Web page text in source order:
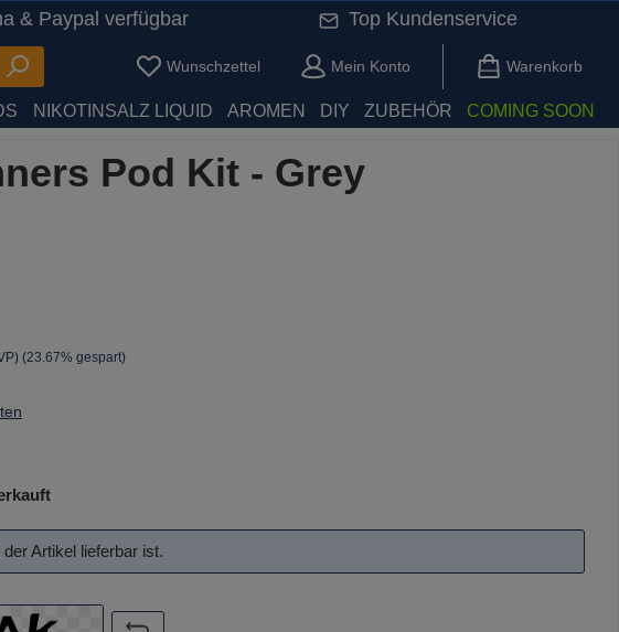
& Paypal verfügbar Top Kundenservice
Wunschzettel Du hast 0 Produkte auf dem Merkzettel
Mein Konto Warenkorb
NIKOTINSALZ LIQUID AROMEN DIY ZUBEHÖR COMING SOON
Pod Kit - Grey
(23.67% gespart)
Artikel lieferbar ist.